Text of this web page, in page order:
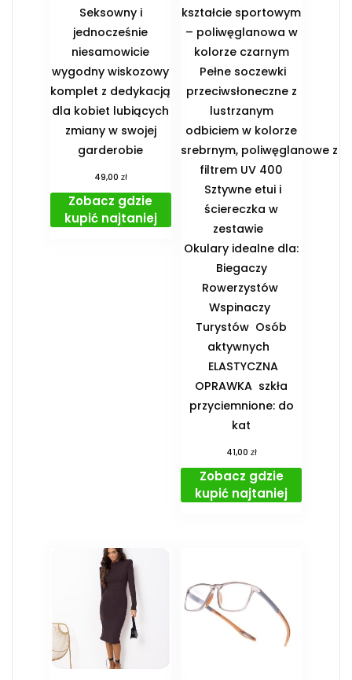
Seksowny i
jednocześnie
niesamowicie
wygodny wiskozowy
komplet z dedykacją
dla kobiet lubiących
zmiany w swojej
garderobie
49,00 zł
Zobacz gdzie
kupić najtaniej
kształcie sportowym
– poliwęglanowa w
kolorze czarnym
Pełne soczewki
przeciwsłoneczne z
lustrzanym
odbiciem w kolorze
srebrnym, poliwęglanowe z
filtrem UV 400
Sztywne etui i
ściereczka w
zestawie
️Okulary idealne dla:
️ Biegaczy ️
Rowerzystów ️
Wspinaczy ️
Turystów ️ Osób
aktywnych
️ ELASTYCZNA
OPRAWKA ️ szkła
przyciemnione: do
kat
41,00 zł
Zobacz gdzie
kupić najtaniej